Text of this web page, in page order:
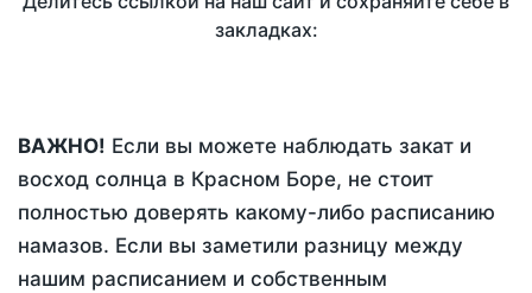
закладках:
ВАЖНО! Если вы можете наблюдать закат и
восход солнца в Красном Боре, не стоит
полностью доверять какому-либо расписанию
намазов. Если вы заметили разницу между
нашим расписанием и собственным